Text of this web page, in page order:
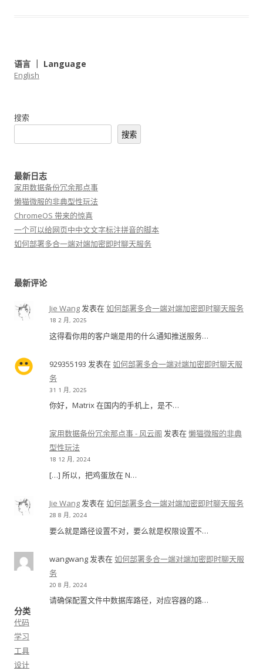
语言 ｜ Language
English
搜索
搜索
最新日志
家用数据备份冗余那点事
懒猫微服的非典型性玩法
ChromeOS 带来的惊喜
一个可以给网页中中文文字标注拼音的脚本
如何部署多合一端对端加密即时聊天服务
最新评论
Jie Wang 发表在如何部署多合一端对端加密即时聊天服务
18 2 月, 2025
这得看你用的客户端是用的什么通知推送服务…
929355193 发表在如何部署多合一端对端加密即时聊天服
务
31 1 月, 2025
你好，Matrix 在国内的手机上，是不…
家用数据备份冗余那点事 - 风云阁 发表在懒猫微服的非典
型性玩法
18 12 月, 2024
[…] 所以，把鸡蛋放在 N…
Jie Wang 发表在如何部署多合一端对端加密即时聊天服务
28 8 月, 2024
要么就是路径设置不对，要么就是权限设置不…
wangwang 发表在如何部署多合一端对端加密即时聊天服
务
20 8 月, 2024
请确保配置文件中数据库路径，对应容器的路…
分类
代码
学习
工具
设计